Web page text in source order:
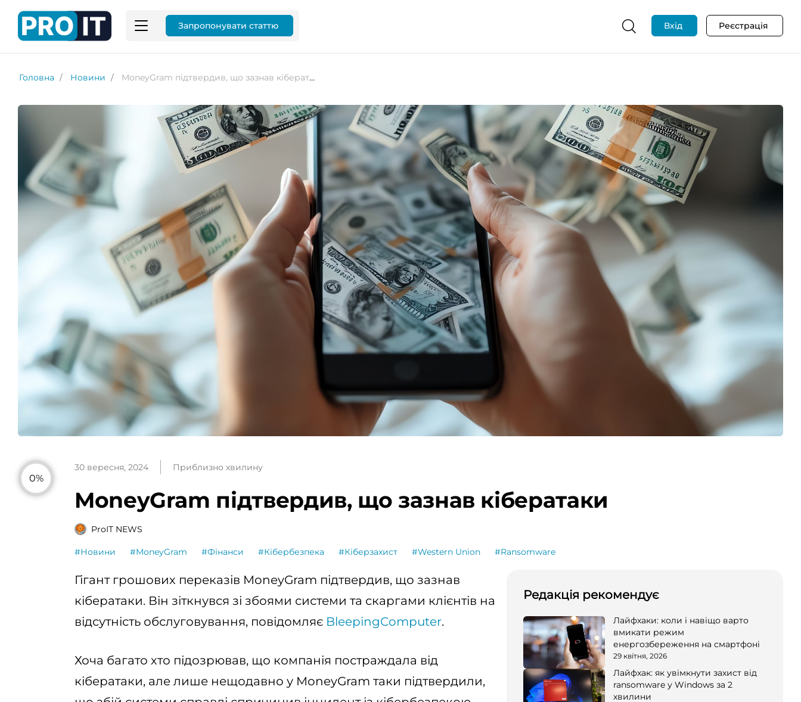
Запропонувати статтю Вхід Реєстрація
Головна Новини MoneyGram підтвердив, що зазнав кібератаки
0%
30 вересня, 2024 Приблизно хвилину
MoneyGram підтвердив, що зазнав кібератаки
ProIT NEWS
#Новини #MoneyGram #Фінанси #Кібербезпека #Кіберзахист #Western Union #Ransomware
Гігант грошових переказів MoneyGram підтвердив, що зазнав
кібератаки. Він зіткнувся зі збоями системи та скаргами клієнтів на
відсутність обслуговування, повідомляє BleepingComputer.
Хоча багато хто підозрював, що компанія постраждала від
кібератаки, але лише нещодавно у MoneyGram таки підтвердили,
Редакція рекомендує
Лайфхаки: коли і навіщо варто
вмикати режим
енергозбереження на смартфоні
29 квітня, 2026
Лайфхак: як увімкнути захист від
ransomware у Windows за 2
хвилини